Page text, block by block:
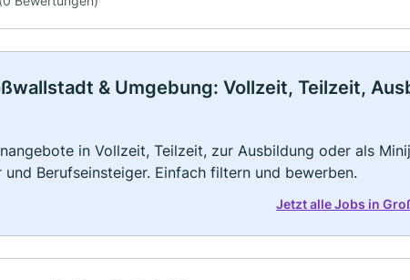
& Umgebung: Vollzeit, Teilzeit,
in Vollzeit, Teilzeit, zur Ausbildung oder als
und Berufseinsteiger. Einfach filtern und bewerben.
Jetzt alle Jobs in